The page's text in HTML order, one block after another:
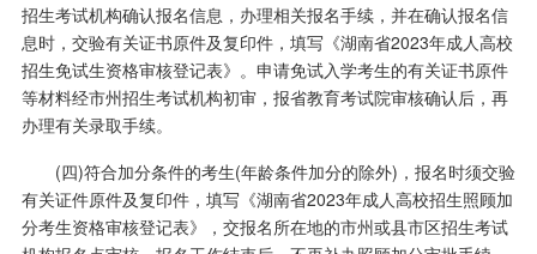
招生考试机构确认报名信息，办理相关报名手续，并在确认报名信
息时，交验有关证书原件及复印件，填写《湖南省2023年成人高校
招生免试生资格审核登记表》。申请免试入学考生的有关证书原件
等材料经市州招生考试机构初审，报省教育考试院审核确认后，再
办理有关录取手续。
(四)符合加分条件的考生(年龄条件加分的除外)，报名时须交验
有关证件原件及复印件，填写《湖南省2023年成人高校招生照顾加
分考生资格审核登记表》，交报名所在地的市州或县市区招生考试